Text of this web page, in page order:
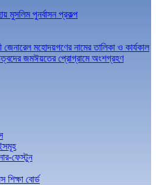
মুসলিম পুনর্বাসন প্রকল্প
জেনারেল মহোদয়গণের নামের তালিকা ও কার্যকাল
জমঈয়তের প্রোগ্রামে অংশগ্রহণ
ফেস্টুন
শিক্ষা বোর্ড